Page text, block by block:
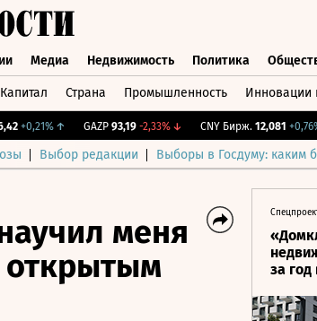
Медиа Недвижимость Политика
Капитал Страна Промышленность Инновации
+0,21%↑ GAZP 93,19 -2,33%↓ CNY Бирж. 12,081 +0,76%↑
Выбор редакции Выборы в Госдуму: каким
меня
открытым
за год